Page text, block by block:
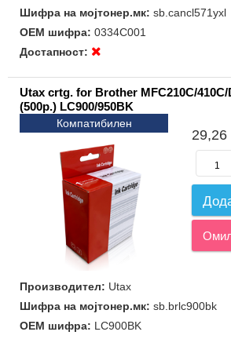
Шифра на мојтонер.мк: sb.cancl571yxl
ОЕМ шифра: 0334C001
Достапност:
Utax crtg. for Brother MFC210C/410C/
(500p.) LC900/950BK
Компатибилен
29,26
Производител: Utax
Шифра на мојтонер.мк: sb.brlc900bk
ОЕМ шифра: LC900BK